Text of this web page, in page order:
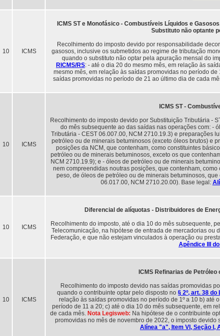
10 ICMS
ICMS ST e Monofásico - Combustíveis Líquidos e
Substituto não optante
Recolhimento do imposto devido por responsabilidade
gasosos, inclusive os submetidos ao regime de tributação
quando o substituto não optar pela apuração mensal do
RICMS/RS: - até o dia 20 do mesmo mês, em relação às
mesmo mês, em relação às saídas promovidas no período
saídas promovidas no período de 21 ao último dia de cada
10 ICMS
ICMS ST -
Recolhimento do imposto devido por Substituição Tributária -
do mês subsequente ao das saídas nas operações com: -
Tributária - CEST 06.007.00, NCM 2710.19.3) e preparações
petróleo ou de minerais betuminosos (exceto óleos brutos) e
posições da NCM, que contenham, como constituintes
petróleo ou de minerais betuminosos, exceto os que
NCM 2710.19.9); e - óleos de petróleo ou de minerais
nem compreendidas noutras posições, que contenham,
peso, de óleos de petróleo ou de minerais betuminosos,
06.017.00, NCM 2710.20.00). Base legal:
10 ICMS
Diferencial de alíquotas - Distribuidores de
Recolhimento do imposto, até o dia 10 do mês subsequente,
Telecomunicação, na hipótese de entrada de mercadorias
Federação, e que não estejam vinculados à operação ou
Apêndice III
10 ICMS
ICMS Refinarias de
Recolhimento do imposto devido nas saídas promovidas
quando o contribuinte optar pelo disposto no § 2º, art. 38 do
relação às saídas promovidas no período de 1º a 10 b) até
período de 11 a 20; c) até o dia 10 do mês subsequente, em
de cada mês. Nota Legisweb: Na hipótese de o contribuinte
promovidas no mês de novembro de 2022, o imposto
Alínea "a", Item VI, Seção I,